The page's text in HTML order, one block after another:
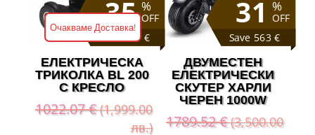
%
OFF
35
Save 357 €
Очакваме Доставка!
ЕЛЕКТРИЧЕСКА
ТРИКОЛКА BL 200
С КРЕСЛО
1022.07€ (1,999.00
лв.)
%
OFF
31
Save 563 €
ДВУМЕСТЕН
ЕЛЕКТРИЧЕСКИ
СКУТЕР ХАРЛИ
ЧЕРЕН 1000W
1789.52€ (3,500.00